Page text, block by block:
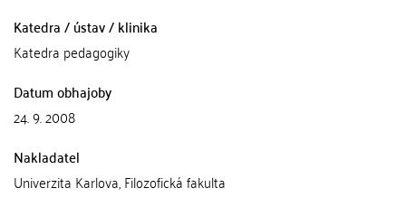
Katedra / ústav / klinika
Katedra pedagogiky
Datum obhajoby
24. 9. 2008
Nakladatel
Univerzita Karlova, Filozofická fakulta